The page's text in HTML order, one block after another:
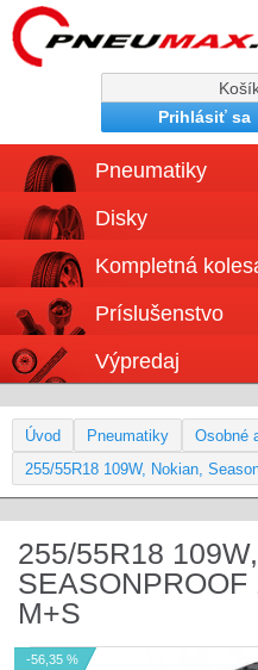
Prihlásiť sa
Pneumatiky
Disky
Kompletná
Príslušenstvo
Výpredaj
Úvod Pneumatiky Osobné
255/55R18 109W, Nokian,
255/55R18
SEASONPROOF
M+S
-56,35 %